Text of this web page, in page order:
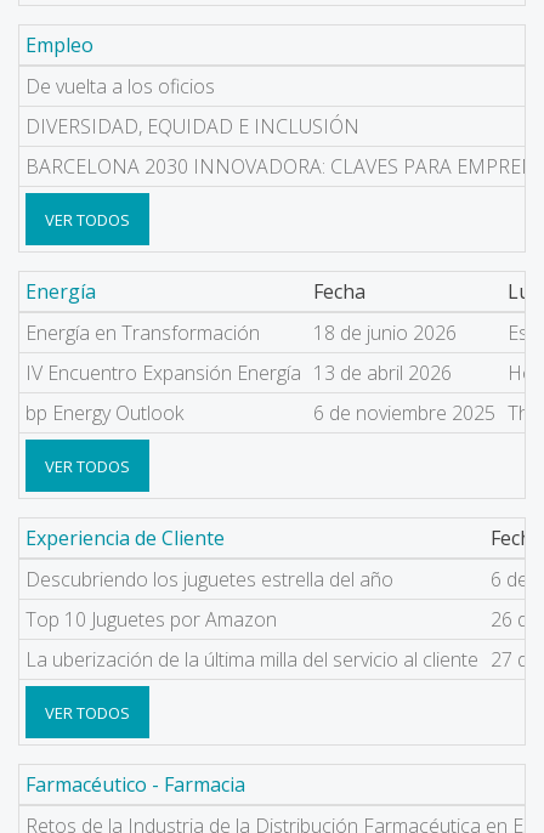
Empleo
De vuelta a los oficios
DIVERSIDAD, EQUIDAD E INCLUSIÓN
BARCELONA 2030 INNOVADORA: CLAVES PARA
VER TODOS
Energía Fecha
Energía en Transformación
18 de junio 2026
IV Encuentro Expansión Energía 13 de abril 2026
bp Energy Outlook
6 de noviembre 2025
VER TODOS
Experiencia de Cliente
Fecha
Descubriendo los juguetes estrella del año
6 de
Top 10 Juguetes por Amazon
26
La uberización de la última milla del servicio al cliente 27
VER TODOS
Farmacéutico - Farmacia
Retos de la Industria de la Distribución Farmacéutica en